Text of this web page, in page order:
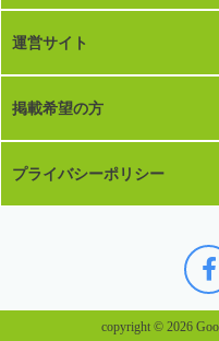
運営サイト
掲載希望の方
プライバシーポリシー
copyright © 2026